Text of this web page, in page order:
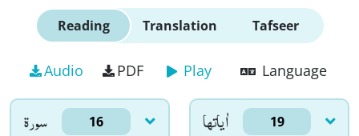
Reading Translation Tafseer
Audio PDF Play Language
سورۃ 16 اٰياتها 19